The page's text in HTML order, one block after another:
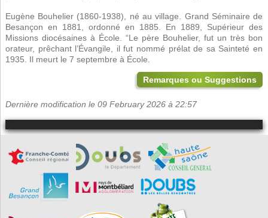
Eugène Bouhelier (1860-1938), né au village. Grand Séminaire de
Besançon en 1881, ordonné en 1885. En 1889, Supérieur des
Missions diocésaines à École. “Le père Bouhelier, fut un très bon
orateur, prêchant l’Évangile, il fut nommé prélat de sa Sainteté en
1935. Il meurt le 7 septembre à École.
Remarques ou Suggestions
Dernière modification le 09 February 2026 à 22:57